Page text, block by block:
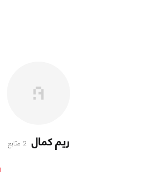
ريم كمال 2 متابع